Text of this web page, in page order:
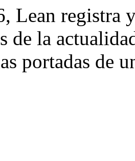
Lean registra
de la
portadas de